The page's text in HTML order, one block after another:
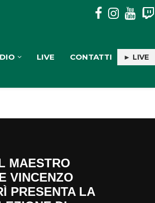
ALRIGHT”: IL MESSAGGIO DIETRO IL...
LIVE CONTATTI ► LIVE
MAESTRO
VINCENZO
PRESENTA LA